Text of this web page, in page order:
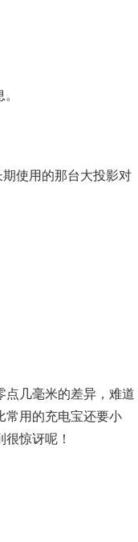
使用的那台大投影对
点几毫米的差异，难道
常用的充电宝还要小
惊讶呢！